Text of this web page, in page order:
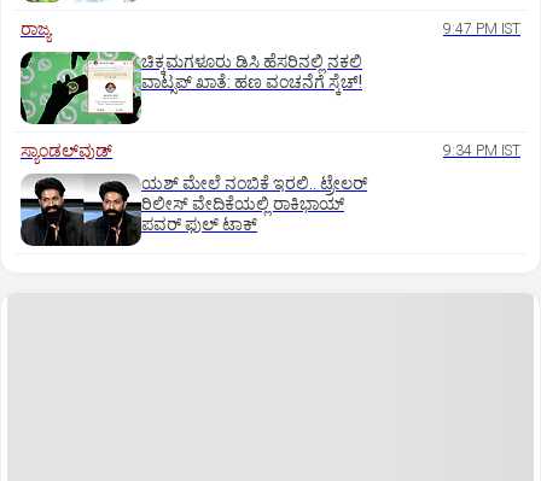
ರಾಜ್ಯ 9:47 PM IST
ಚಿಕ್ಕಮಗಳೂರು ಡಿಸಿ ಹೆಸರಿನಲ್ಲಿ ನಕಲಿ
ವಾಟ್ಸಪ್ ಖಾತೆ: ಹಣ ವಂಚನೆಗೆ ಸ್ಕೆಚ್!
ಸ್ಯಾಂಡಲ್‌ವುಡ್‌ 9:34 PM IST
ಯಶ್‌ ಮೇಲೆ ನಂಬಿಕೆ ಇರಲಿ.. ಟ್ರೇಲರ್‌
ರಿಲೀಸ್‌ ವೇದಿಕೆಯಲ್ಲಿ ರಾಕಿಭಾಯ್‌
ಪವರ್‌ ಫುಲ್‌ ಟಾಕ್